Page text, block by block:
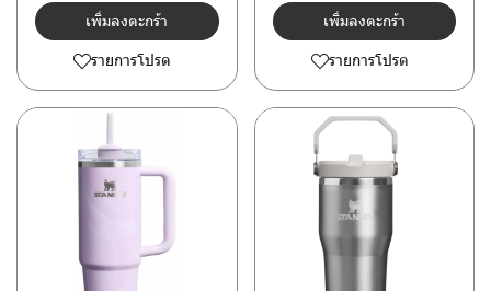
เพิ่มลงตะกร้า
รายการโปรด
เพิ่มลงตะกร้า
รายการโปรด